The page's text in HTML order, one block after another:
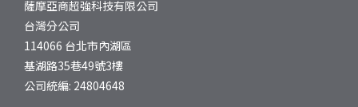
薩摩亞商超強科技有限公司
台灣分公司
114066 台北市內湖區
基湖路35巷49號3樓
公司統編: 24804648